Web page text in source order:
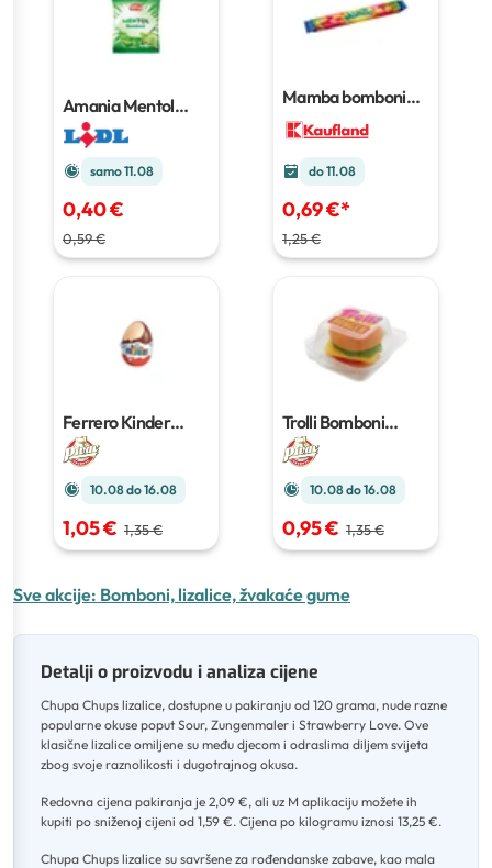
Amania Mentol
bomboni
samo 11.08
0,40 €
0,59 €
Mamba bomboni
do 11.08
0,69 €*
1,25 €
Ferrero Kinder
surprise
10.08 do 16.08
1,05 € 1,35 €
Trolli Bomboni
burger
10.08 do 16.08
0,95 € 1,35 €
Sve akcije: Bomboni, lizalice, žvakaće gume
Detalji o proizvodu i analiza cijene
Chupa Chups lizalice, dostupne u pakiranju od 120 grama, nude razne
popularne okuse poput Sour, Zungenmaler i Strawberry Love. Ove
klasične lizalice omiljene su među djecom i odraslima diljem svijeta
zbog svoje raznolikosti i dugotrajnog okusa.
Redovna cijena pakiranja je 2,09 €, ali uz M aplikaciju možete ih
kupiti po sniženoj cijeni od 1,59 €. Cijena po kilogramu iznosi 13,25 €.
Chupa Chups lizalice su savršene za rođendanske zabave, kao mala